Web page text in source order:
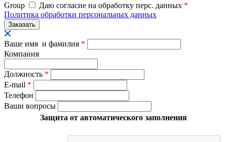
Group
Даю согласие на обработку перс. данных *
Политика обработки персональных данных
Ваше имя и фамилия *
Компания
Должность *
E-mail *
Телефон
Ваши вопросы
Защита от автоматического заполнения